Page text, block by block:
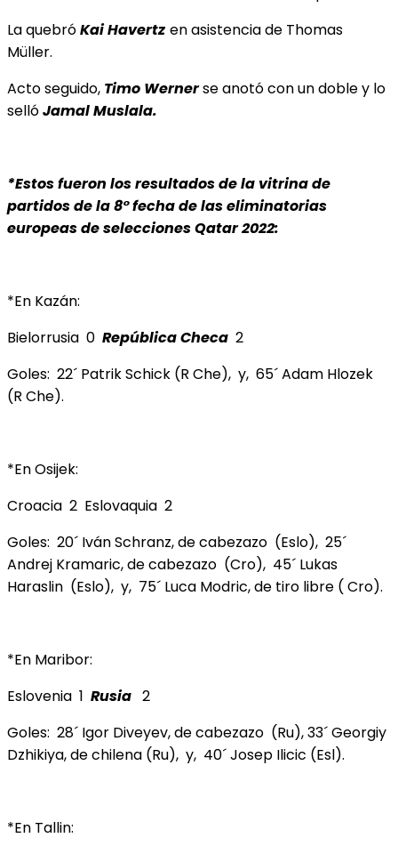
La quebróKai Havertz en asistencia de Thomas
Müller.
Acto seguido, Timo Wernerse anotó con un doble y lo
sellóJamal Muslala.
*Estos fueron los resultados de la vitrina de
partidos de la 8° fecha de las eliminatorias
europeas deselecciones Qatar 2022:
*En Kazán:
Bielorrusia 0 República Checa 2
Goles: 22´ Patrik Schick (R Che), y, 65´ Adam Hlozek
(R Che).
*En Osijek:
Croacia 2 Eslovaquia 2
Goles: 20´ Iván Schranz, de cabezazo (Eslo), 25´
Andrej Kramaric, de cabezazo (Cro), 45´ Lukas
Haraslin (Eslo), y, 75´ Luca Modric, de tiro libre ( Cro).
*En Maribor:
Eslovenia 1 Rusia 2
Goles: 28´ Igor Diveyev, de cabezazo (Ru), 33´ Georgiy
Dzhikiya, de chilena (Ru), y, 40´ Josep Ilicic (Esl).
*En Tallin: